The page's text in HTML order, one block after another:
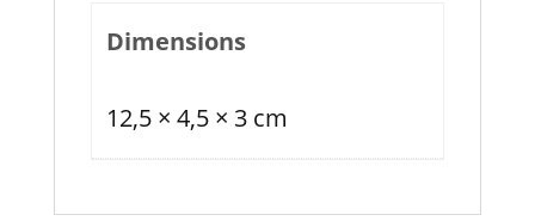
Dimensions
12,5 × 4,5 × 3 cm